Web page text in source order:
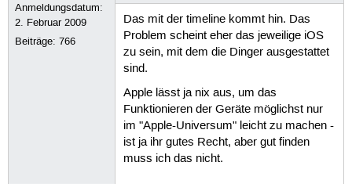
Anmeldungsdatum:
2. Februar 2009
Beiträge:766
Das mit der timeline kommt hin. Das
Problem scheint eher das jeweilige iOS
zu sein, mit dem die Dinger ausgestattet
sind.
Apple lässt ja nix aus, um das
Funktionieren der Geräte möglichst nur
im "Apple-Universum" leicht zu machen -
ist ja ihr gutes Recht, aber gut finden
muss ich das nicht.